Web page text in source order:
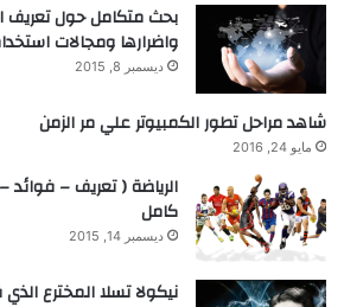
بحث متكامل حول تعريف
واضرارها ومجالات
ديسمبر 8, 2015
شاهد مراحل تطور الكمبيوتر علي مر الزمن
مايو 24, 2016
الرياضة ( تعريف –
كامل
ديسمبر 14, 2015